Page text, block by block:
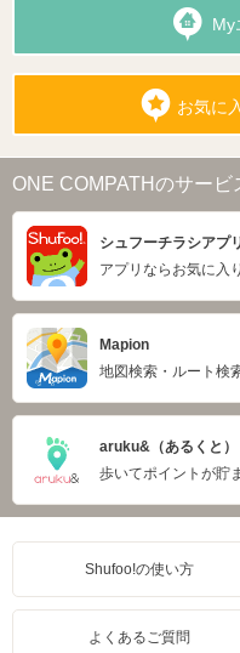
My
お気に
ONE COMPATHのサービ
シュフーチラシアプ
アプリならお気に入
Mapion
地図検索・ルート検
aruku&（あるくと）
歩いてポイントが貯
Shufoo!の使い方
よくあるご質問